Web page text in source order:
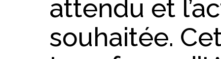
attendu et
souhaitée.